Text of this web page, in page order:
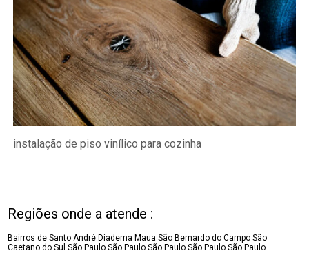
instalação de piso vinílico para cozinha
Regiões onde a atende :
Bairros de Santo André Diadema Maua São Bernardo do Campo São
Caetano do SulSão Paulo São Paulo São Paulo São Paulo São Paulo